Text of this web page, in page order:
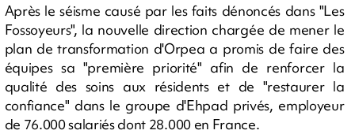
Après le séisme causé par les faits dénoncés dans "Les
Fossoyeurs", la nouvelle direction chargée de mener le
plan de transformation d'Orpea a promis de faire des
équipes sa "première priorité" afin de renforcer la
qualité des soins aux résidents et de "restaurer la
confiance" dans le groupe d'Ehpad privés, employeur
de 76.000 salariés dont 28.000 en France.